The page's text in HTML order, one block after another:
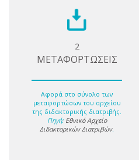
2
ΜΕΤΑΦΟΡΤΩΣΕΙΣ
Αφορά στο σύνολο των
μεταφορτώσων του αρχείου
της διδακτορικής διατριβής.
Πηγή: Εθνικό Αρχείο
Διδακτορικών Διατριβών.